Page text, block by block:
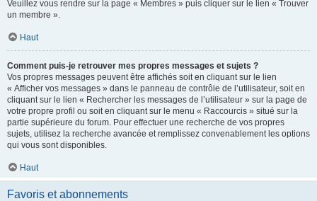
Veuillez vous rendre sur la page « Membres » puis cliquer sur le lien « Trouver
un membre ».
Haut
Comment puis-je retrouver mes propres messages et sujets ?
Vos propres messages peuvent être affichés soit en cliquant sur le lien
« Afficher vos messages » dans le panneau de contrôle de l’utilisateur, soit en
cliquant sur le lien « Rechercher les messages de l’utilisateur » sur la page de
votre propre profil ou soit en cliquant sur le menu « Raccourcis » situé sur la
partie supérieure du forum. Pour effectuer une recherche de vos propres
sujets, utilisez la recherche avancée et remplissez convenablement les options
qui vous sont disponibles.
Haut
Favoris et abonnements